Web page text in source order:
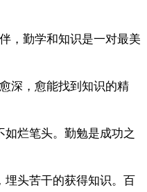
勤学和知识是一对最美
，愈能找到知识的精
烂笔头。勤勉是成功之
头苦干的获得知识。百